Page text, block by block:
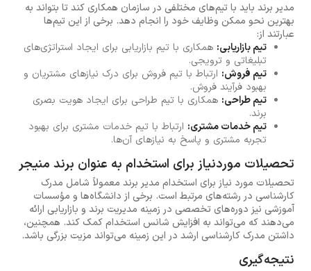
مدیر برند باید با تیم‌های مختلفی در سازمان همکاری کند تا بتواند به
بهترین نحو ممکن وظایف خود را انجام دهد. برخی از این تیم‌ها
عبارتند از:
تیم بازاریابی: همکاری با تیم بازاریابی برای ایجاد استراتژی‌های
تبلیغاتی و ترویجی.
تیم فروش: ارتباط با تیم فروش برای درک نیازهای مشتریان و
بهبود فرآیند فروش.
تیم طراحی: همکاری با تیم طراحی برای ایجاد هویت بصری
برند.
تیم خدمات مشتری: ارتباط با تیم خدمات مشتری برای بهبود
تجربه مشتری و پاسخ به نیازهای آن‌ها.
تحصیلات موردنیاز برای استخدام به عنوان برند منیجر
تحصیلات مورد نیاز برای استخدام مدیر برند معمولاً شامل مدرک
کارشناسی در رشته‌های مرتبط است. برخی از دانشگاه‌ها و مؤسسات
آموزشی نیز دوره‌های تخصصی در زمینه مدیریت برند و بازاریابی ارائه
می‌دهند که می‌تواند به افزایش شانس استخدام کمک کند. همچنین،
داشتن مدرک کارشناسی ارشد در این زمینه می‌تواند مزیت بزرگی باشد.
نتیجه‌گیری